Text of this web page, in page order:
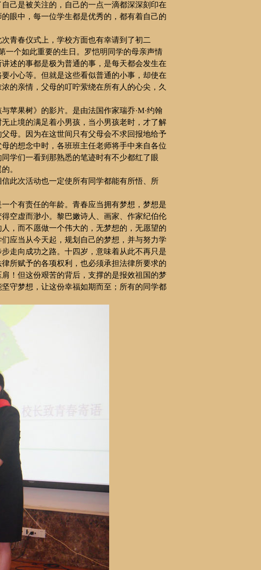
己是被关注的，自己的一点一滴都深深刻 印在
眼中，每一位学生都是优秀的，都有着自己的
青春仪式上，学校方面也有幸请到了初二
一个如此重要的生日。罗恺明同学的母亲声情
述的事都是极为普通的事，是每天都会发生在
小心等。但就是这些看似普通的小事，却使在
的亲情，父母的叮咛萦绕在所有人的心尖，久
苹果树》的影片。 是由法国作家瑞乔·M·约翰
止境的满足着小男孩，当小男孩老时，才了解
母。因为在这世间只有父母会不求回报地给予
的想念中时，各班班主任老师将手中来自各位
学们一看到那熟悉的笔迹时有不少都红了眼
。
此次活动也一定使所有同学都能有所悟、所
个有责任的年龄。 青春应当拥有梦想，梦想是
空虚而渺小。黎巴嫩诗人、画家、作家纪伯伦
，而不愿做一个伟大的，无梦想的，无愿望的
应当从今天起，规划自己的梦想，并与努力学
走向成功之路。十四岁，意味着从此不再只是
所赋予的各项权利，也必须承担法律所要求的
！但这份艰苦的背后，支撑的是报效祖国的梦
守梦想，让这份幸福如期而至；所有的同学都